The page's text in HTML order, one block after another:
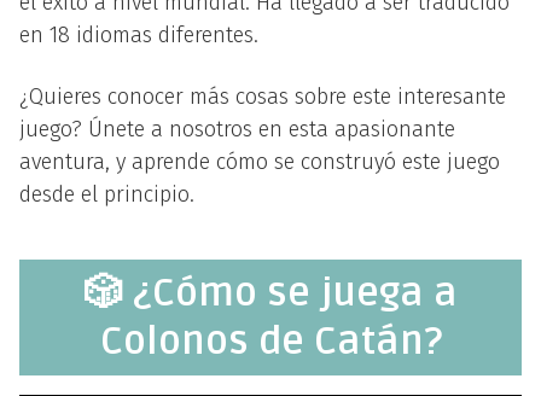
en 18 idiomas diferentes.
¿Quieres conocer más cosas sobre este interesante
juego? Únete a nosotros en esta apasionante
aventura, y aprende cómo se construyó este juego
desde el principio.
🎲 ¿Cómo se juega a
Colonos de Catán?